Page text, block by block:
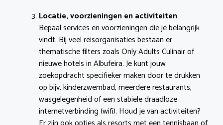
Locatie, voorzieningen en activiteiten
Bepaal services en voorzieningen die je belangrijk
vindt. Bij veel reisorganisaties bestaan er
thematische filters zoals Only Adults Culinair of
nieuwe hotels in Albufeira. Je kunt jouw
zoekopdracht specifieker maken door te drukken
op bijv. kinderzwembad, meerdere restaurants,
wasgelegenheid of een stabiele draadloze
internetverbinding (wifi). Houd je van activiteiten?